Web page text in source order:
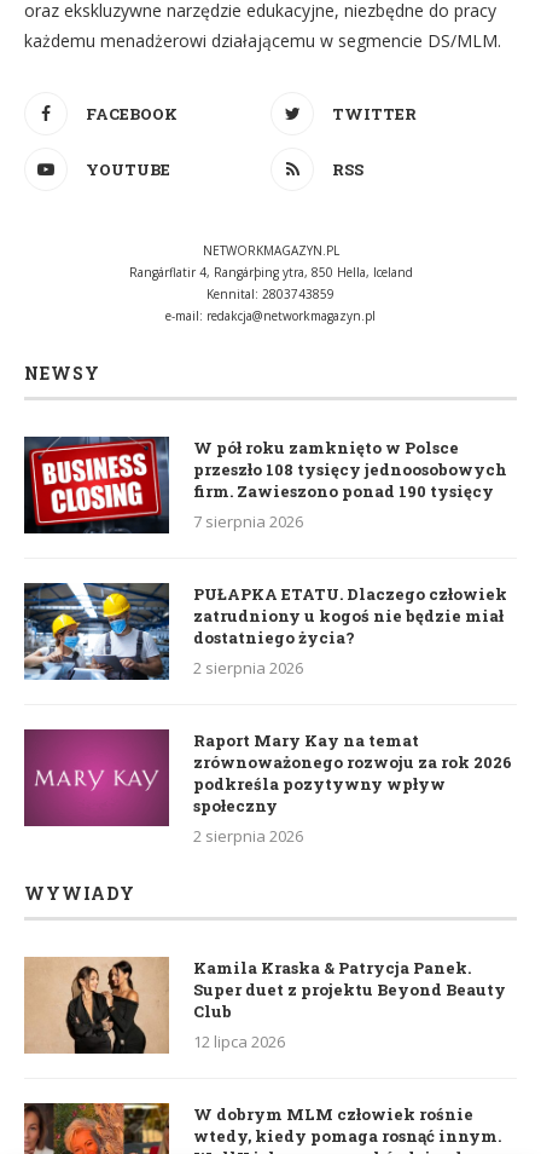
oraz ekskluzywne narzędzie edukacyjne, niezbędne do pracy
każdemu menadżerowi działającemu w segmencie DS/MLM.
FACEBOOK TWITTER
YOUTUBE RSS
NETWORKMAGAZYN.PL
Rangárflatir 4, Rangárþing ytra, 850 Hella, Iceland
Kennital: 2803743859
e-mail: redakcja@networkmagazyn.pl
NEWSY
W pół roku zamknięto w Polsce
przeszło 108 tysięcy jednoosobowych
firm. Zawieszono ponad 190 tysięcy
7 sierpnia 2026
PUŁAPKA ETATU. Dlaczego człowiek
zatrudniony u kogoś nie będzie miał
dostatniego życia?
2 sierpnia 2026
Raport Mary Kay na temat
zrównoważonego rozwoju za rok 2026
podkreśla pozytywny wpływ
społeczny
2 sierpnia 2026
WYWIADY
Kamila Kraska & Patrycja Panek.
Super duet z projektu Beyond Beauty
Club
12 lipca 2026
W dobrym MLM człowiek rośnie
wtedy, kiedy pomaga rosnąć innym.